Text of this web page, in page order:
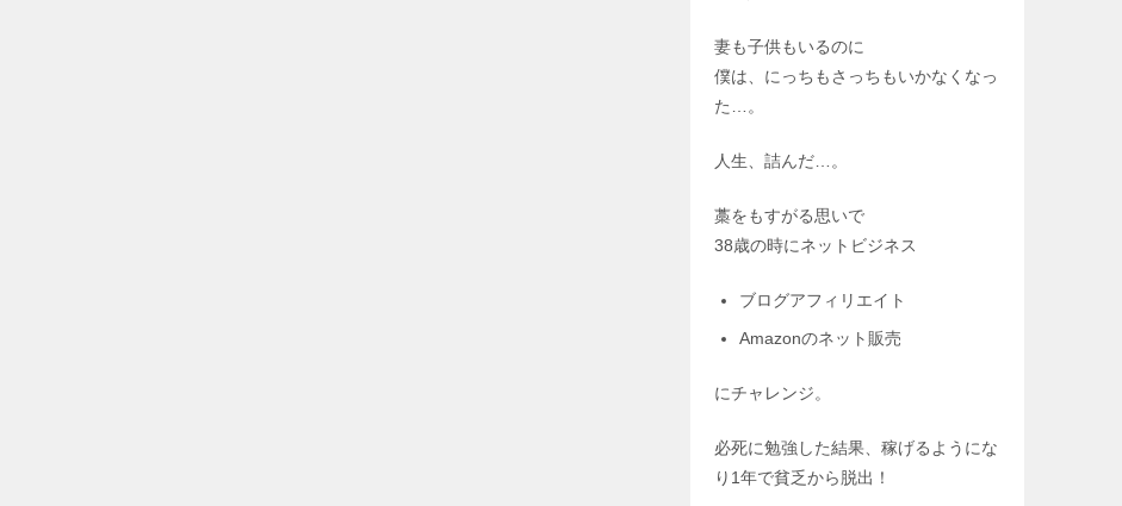
妻も子供もいるのに
僕は、にっちもさっちもいかなくなっ
た…。
人生、詰んだ…。
藁をもすがる思いで
38歳の時にネットビジネス
ブログアフィリエイト
Amazonのネット販売
にチャレンジ。
必死に勉強した結果、稼げるようにな
り1年で貧乏から脱出！